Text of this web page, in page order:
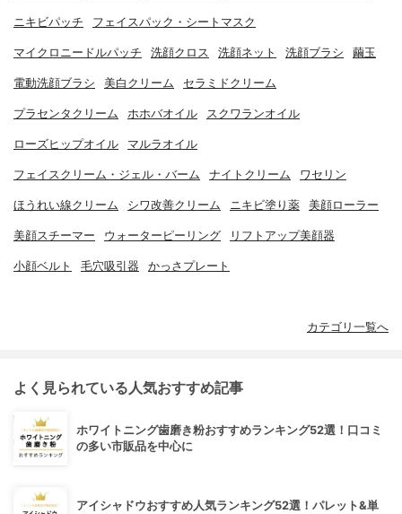
ニキビパッチ フェイスパック・シートマスク
マイクロニードルパッチ 洗顔クロス 洗顔ネット 洗顔ブラシ 繭玉
電動洗顔ブラシ 美白クリーム セラミドクリーム
プラセンタクリーム ホホバオイル スクワランオイル
ローズヒップオイル マルラオイル
フェイスクリーム・ジェル・バーム ナイトクリーム ワセリン
ほうれい線クリーム シワ改善クリーム ニキビ塗り薬 美顔ローラー
美顔スチーマー ウォーターピーリング リフトアップ美顔器
小顔ベルト 毛穴吸引器 かっさプレート
カテゴリ一覧へ
よく見られている人気おすすめ記事
ホワイトニング歯磨き粉おすすめランキング52選！口コミ
の多い市販品を中心に
アイシャドウおすすめ人気ランキング52選！パレット&単